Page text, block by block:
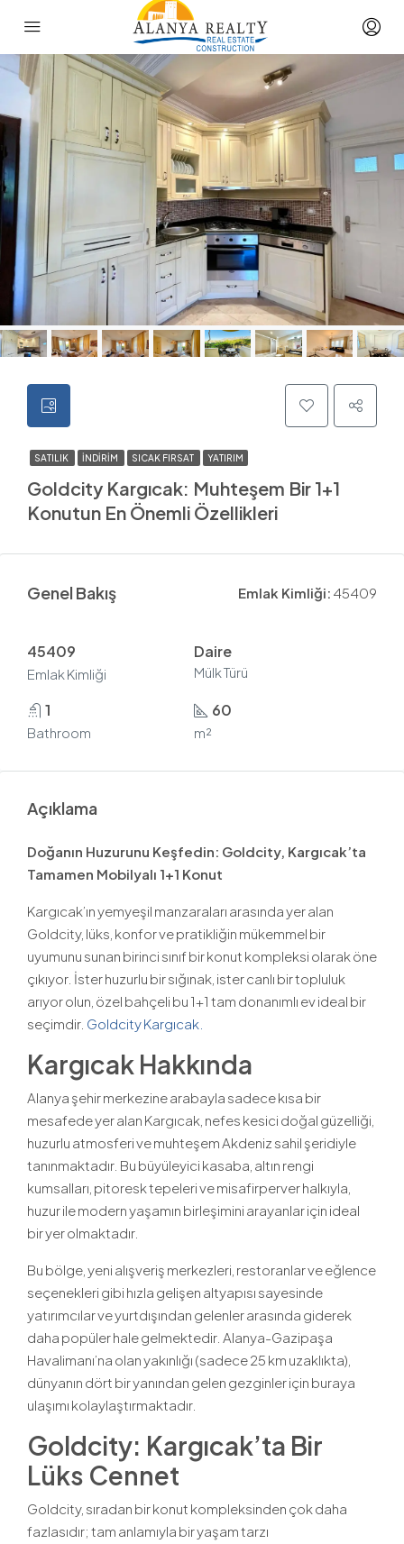
SATILIK İNDIRIM SICAK FIRSAT YATIRIM
Goldcity Kargıcak: Muhteşem Bir 1+1
Konutun En Önemli Özellikleri
Genel Bakış Emlak Kimliği: 45409
45409
Emlak Kimliği
Daire
Mülk Türü
1
Bathroom
60
m²
Açıklama
Doğanın Huzurunu Keşfedin: Goldcity, Kargıcak’ta
Tamamen Mobilyalı 1+1 Konut
Kargıcak’ın yemyeşil manzaraları arasında yer alan
Goldcity, lüks, konfor ve pratikliğin mükemmel bir
uyumunu sunan birinci sınıf bir konut kompleksi olarak öne
çıkıyor. İster huzurlu bir sığınak, ister canlı bir topluluk
arıyor olun, özel bahçeli bu 1+1 tam donanımlı ev ideal bir
seçimdir. Goldcity Kargıcak.
Kargıcak Hakkında
Alanya şehir merkezine arabayla sadece kısa bir
mesafede yer alan Kargıcak, nefes kesici doğal güzelliği,
huzurlu atmosferi ve muhteşem Akdeniz sahil şeridiyle
tanınmaktadır. Bu büyüleyici kasaba, altın rengi
kumsalları, pitoresk tepeleri ve misafirperver halkıyla,
huzur ile modern yaşamın birleşimini arayanlar için ideal
bir yer olmaktadır.
Bu bölge, yeni alışveriş merkezleri, restoranlar ve eğlence
seçenekleri gibi hızla gelişen altyapısı sayesinde
yatırımcılar ve yurtdışından gelenler arasında giderek
daha popüler hale gelmektedir. Alanya-Gazipaşa
Havalimanı’na olan yakınlığı (sadece 25 km uzaklıkta),
dünyanın dört bir yanından gelen gezginler için buraya
ulaşımı kolaylaştırmaktadır.
Goldcity: Kargıcak’ta Bir
Lüks Cennet
Goldcity, sıradan bir konut kompleksinden çok daha
fazlasıdır; tam anlamıyla bir yaşam tarzı